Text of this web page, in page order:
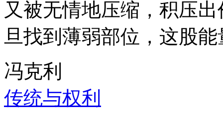
又被无情地压缩，积压
旦找到薄弱部位，这股
冯克利
传统与权利